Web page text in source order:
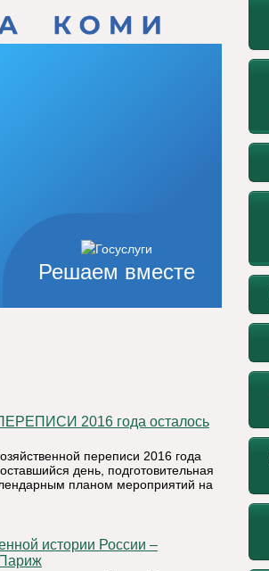
Решаем вместе
переписи 2016 года
день, подготовительная
планом мероприятий на